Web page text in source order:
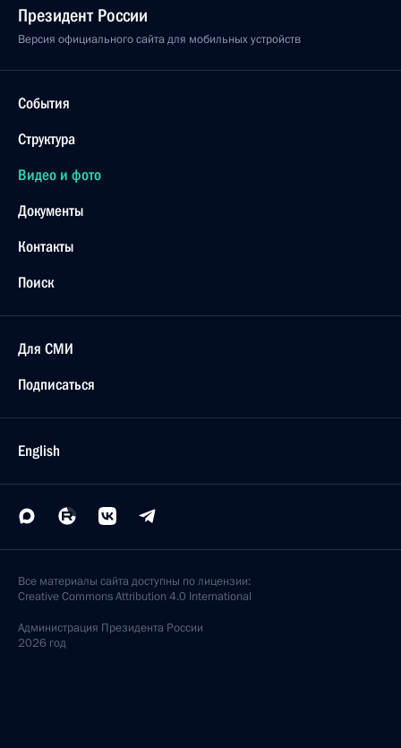
Президент России
Версия официального сайта для мобильных устройств
События
Структура
Видео и фото
Документы
Контакты
Поиск
Для СМИ
Подписаться
English
Все материалы сайта доступны по лицензии:
Creative Commons Attribution 4.0 International
Администрация Президента России
2026 год